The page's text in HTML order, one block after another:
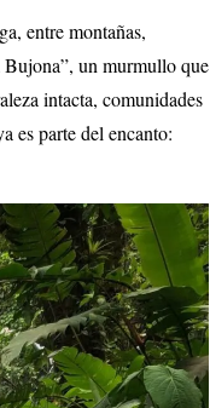
entre montañas,
Bujona”, un murmullo que
intacta, comunidades
es parte del encanto: